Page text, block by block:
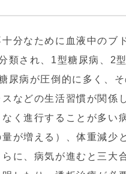
分なために血液中のブ
類され、1型糖尿病、2
尿病が圧倒的に多く、
などの生活習慣が関係
く進行することが多い
が増える）、体重減少
に、病気が進むと三大